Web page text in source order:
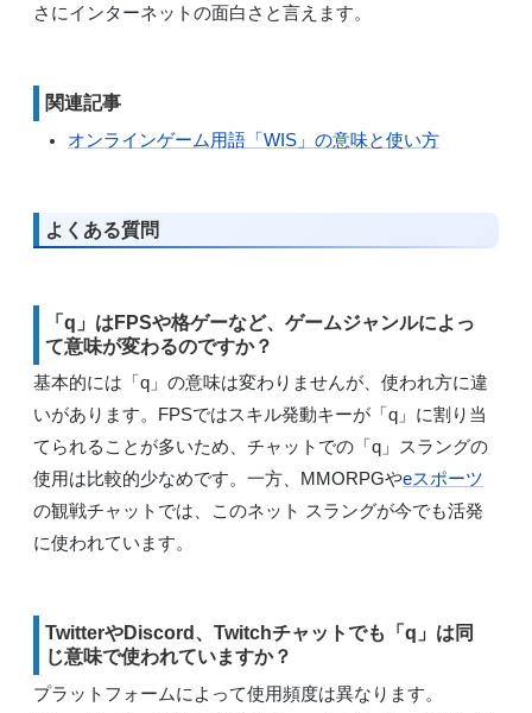
さにインターネットの面白さと言えます。
関連記事
オンラインゲーム用語「WIS」の意味と使い方
よくある質問
「q」はFPSや格ゲーなど、ゲームジャンルによっ
て意味が変わるのですか？
基本的には「q」の意味は変わりませんが、使われ方に違
いがあります。FPSではスキル発動キーが「q」に割り当
てられることが多いため、チャットでの「q」スラングの
使用は比較的少なめです。一方、MMORPGやeスポーツ
の観戦チャットでは、このネット スラングが今でも活発
に使われています。
TwitterやDiscord、Twitchチャットでも「q」は同
じ意味で使われていますか？
プラットフォームによって使用頻度は異なります。